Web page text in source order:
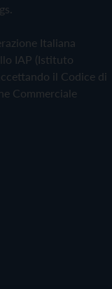
Italiana
IAP (Istituto
il Codice di
Commerciale